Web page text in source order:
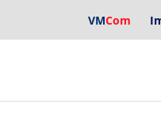
VMCom